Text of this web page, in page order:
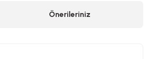
Önerileriniz